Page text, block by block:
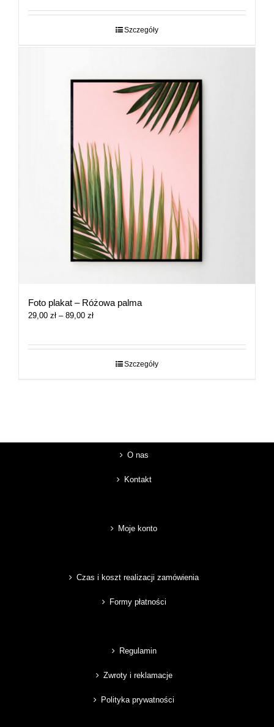
29,00 zł
Szczegóły
Foto plakat – Różowa palma
29,00 zł – 89,00 złZakres
29,00 zł
Szczegóły
O nas
Kontakt
Moje konto
Czas i koszt realizacji zamówienia
Formy płatności
Regulamin
Zwroty i reklamacje
Polityka prywatności